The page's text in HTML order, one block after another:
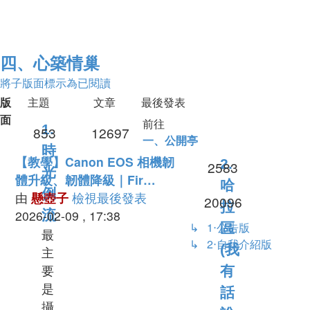
四、心築情巢
將子版面標示為已閱讀
版
最後發表
1.
時
光
倒
流
最
主
要
是
853主
題
章
最
後
發
【教學】Canon EOS 相機韌
體升級、韌體降級｜Fir…
由懸壺子 檢視最後發表
2026-02-09 , 17:38
2.
哈
拉
區
(我
有
2583
題
20096文
章
前往
一、公開亭
↳ 1‧公告版
↳ 2‧自我介紹版